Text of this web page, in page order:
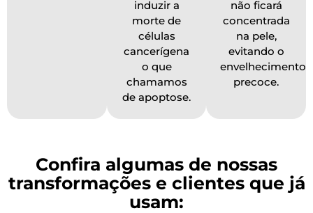
induzir a
morte de
células
cancerígena
o que
chamamos
de apoptose.
não ficará
concentrada
na pele,
evitando o
envelhecimento
precoce.
Confira algumas de nossas
transformações e clientes que já
usam: